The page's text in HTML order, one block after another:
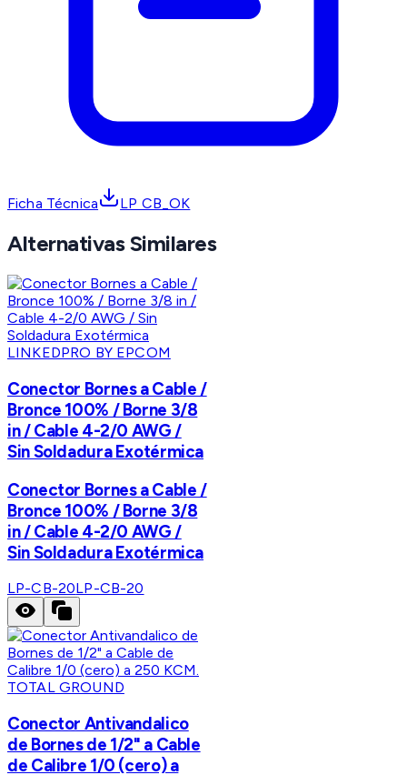
Ficha Técnica LP CB_OK
Alternativas Similares
LINKEDPRO BY EPCOM
Conector Bornes a Cable /
Bronce 100% / Borne 3/8
in / Cable 4-2/0 AWG /
Sin Soldadura Exotérmica
Conector Bornes a Cable /
Bronce 100% / Borne 3/8
in / Cable 4-2/0 AWG /
Sin Soldadura Exotérmica
LP-CB-20LP-CB-20
TOTAL GROUND
Conector Antivandalico
de Bornes de 1/2" a Cable
de Calibre 1/0 (cero) a